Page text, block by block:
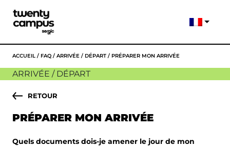
ACCUEIL / FAQ / ARRIVÉE / DÉPART / PRÉPARER MON ARRIVÉE
ARRIVÉE / DÉPART
RETOUR
PRÉPARER MON ARRIVÉE
Quels documents dois-je amener le jour de mon